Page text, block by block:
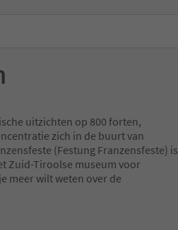
uitzichten op 800 forten,
zich in de buurt van
(Festung Franzensfeste) is
Zuid-Tiroolse museum voor
meer wilt weten over de